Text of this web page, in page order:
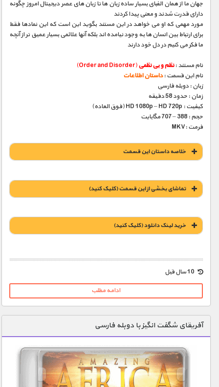
جهان ما از همان الفبای بسیار ساده زبان ها تا زبان های عصر دیجیتال امروز چگونه
دارای قدرت شدند و معنی پیدا کردند
مورد مهمی که او می خواهد در این مستند بگوید این است که این نمادها فقط
برای ارتباط بین انسان ها به وجود نیامده اند بلکه آنها علائمی بسیار عمیق تر از آنچه
ما فکر می کنیم در دل خود دارند
نام مستند :نظم و بی نظمی(Order and Disorder)
نام این قسمت :داستان اطلاعات
زبان : دوبله فارسی
زمان : حدود 58 دقیقه
کیفیت : HD 1080p – HD 720p (فوق العاده)
حجم : 388 – 707 مگابایت
فرمت :MKV
خلاصه داستان این قسمت
تماشای بخشی از این قسمت (کلیک کنید)
خريد لينک دانلود (کليک کنيد)
1900 تومان – خريد لينک دانلود (افزودن به سبد خريد)
ادامه مطلب
آفریقای شگفت انگیز با دوبله فارسی